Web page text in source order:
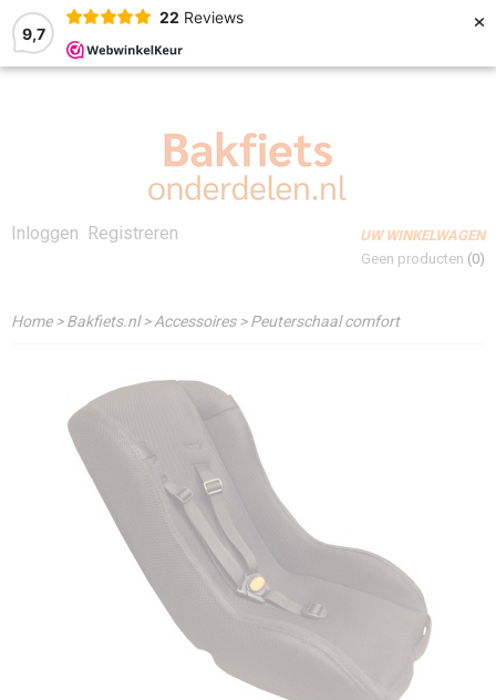
9,7
22 Reviews ×
Inloggen Registreren
UW WINKELWAGEN
Geen producten (0)
Home>Bakfiets.nl>Accessoires>Peuterschaal comfort